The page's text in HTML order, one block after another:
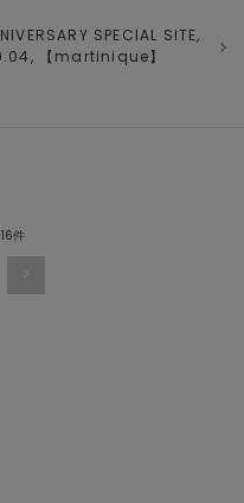
SPECIAL SITE,
【 martinique】
件